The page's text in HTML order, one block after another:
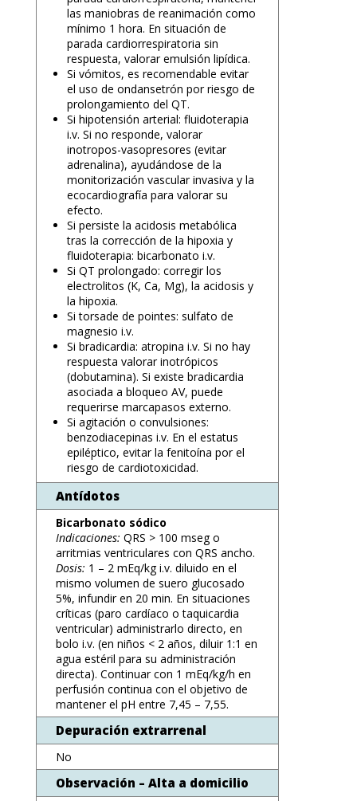
las maniobras de reanimación como
mínimo 1 hora. En situación de
parada cardiorrespiratoria sin
respuesta, valorar emulsión lipídica.
Si vómitos, es recomendable evitar
el uso de ondansetrón por riesgo de
prolongamiento del QT.
Si hipotensión arterial: fluidoterapia
i.v. Si no responde, valorar
inotropos-vasopresores (evitar
adrenalina), ayudándose de la
monitorización vascular invasiva y la
ecocardiografía para valorar su
efecto.
Si persiste la acidosis metabólica
tras la corrección de la hipoxia y
fluidoterapia: bicarbonato i.v.
Si QT prolongado: corregir los
electrolitos (K, Ca, Mg), la acidosis y
la hipoxia.
Si torsade de pointes: sulfato de
magnesio i.v.
Si bradicardia: atropina i.v. Si no hay
respuesta valorar inotrópicos
(dobutamina). Si existe bradicardia
asociada a bloqueo AV, puede
requerirse marcapasos externo.
Si agitación o convulsiones:
benzodiacepinas i.v. En el estatus
epiléptico, evitar la fenitoína por el
riesgo de cardiotoxicidad.
Antídotos
Bicarbonato sódico
Indicaciones: QRS > 100 mseg o
arritmias ventriculares con QRS ancho.
Dosis: 1 – 2 mEq/kg i.v. diluido en el
mismo volumen de suero glucosado
5%, infundir en 20 min. En situaciones
críticas (paro cardíaco o taquicardia
ventricular) administrarlo directo, en
bolo i.v. (en niños < 2 años, diluir 1:1 en
agua estéril para su administración
directa). Continuar con 1 mEq/kg/h en
perfusión continua con el objetivo de
mantener el pH entre 7,45 – 7,55.
Depuración extrarrenal
No
Observación – Alta a domicilio